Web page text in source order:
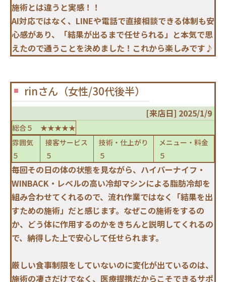
施術とは違うと実感！！
AI対応ではなく、LINEや電話で直接相談できる体制も安
心感があり、「結果が出るまで任せられる」と本気で思
えたので通うことを決めました！これから楽しみです♪
rinさん（女性/30代後半）
[来店日] 2025/1/9
総合５ ★★★★★
雰囲気
５
接客サービス
５
技術・仕上がり
５
メニュー・料金
５
毎回その日の体の状態を見ながら、ハイパーナイフ・
WINBACK・レベルの高い冷却マシンによる脂肪冷却を
組み合わせてくれるので、流れ作業ではなく「結果を出
すための施術」だと感じます。なぜこの施術をするの
か、どう体に作用するのかをきちんと説明してくれるの
で、納得した上で安心して任せられます。
厳しい食事制限をしていないのに変化が出ているのは、
施術の凄さだけでなく、医療提携だからこそできるサポ